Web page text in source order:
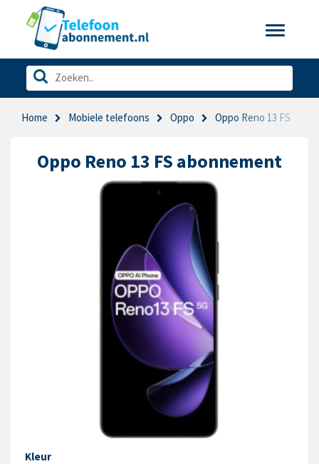
Toggle
Home Mobiele telefoons Oppo Oppo Reno 13 FS
Oppo Reno 13 FS abonnement
Kleur